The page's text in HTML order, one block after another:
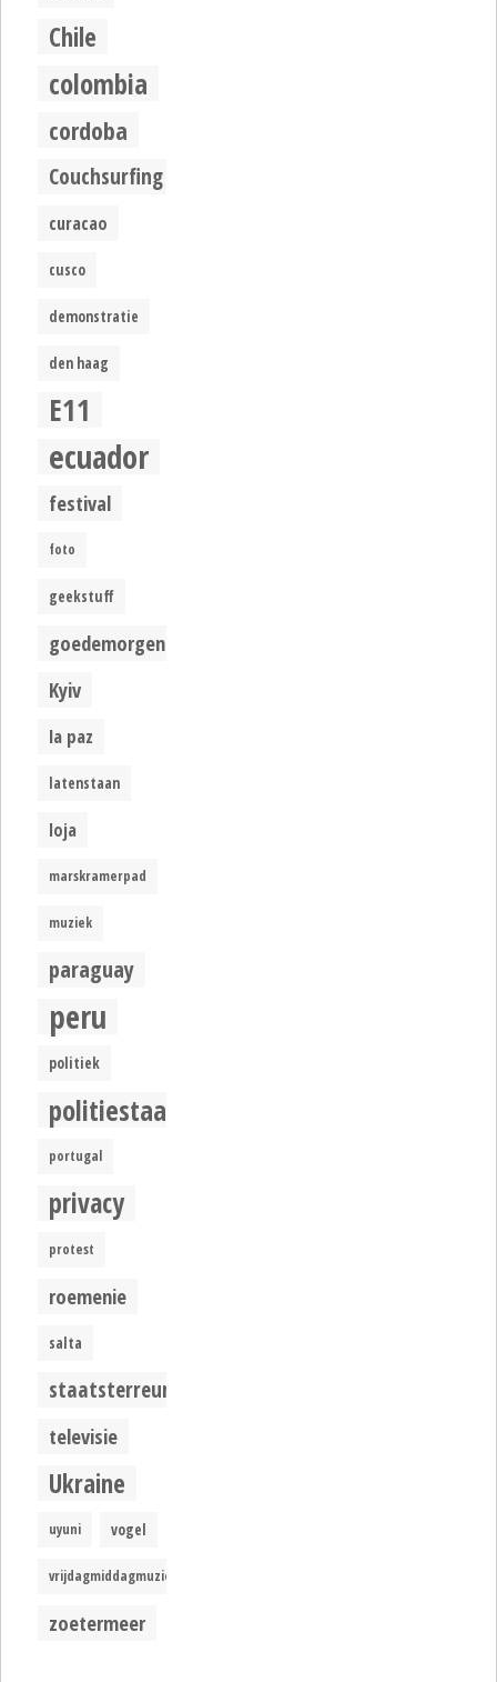
Chile
colombia
cordoba
Couchsurfing
curacao
cusco
demonstratie
den haag
E11
ecuador
festival
foto
geekstuff
goedemorgen
Kyiv
la paz
latenstaan
loja
marskramerpad
muziek
paraguay
peru
politiek
politiestaat
portugal
privacy
protest
roemenie
salta
staatsterreur
televisie
Ukraine
uyuni vogel
vrijdagmiddagmuziek
zoetermeer